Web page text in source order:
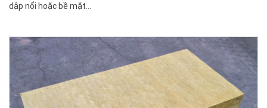
dập nổi hoặc bề mặt...